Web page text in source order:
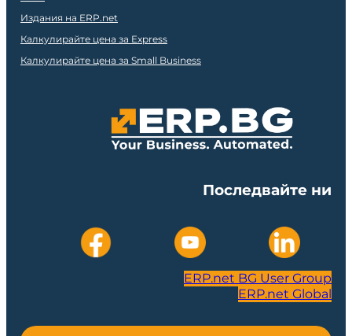
Издания на ERP.net
Калкулирайте цена за Express
Калкулирайте цена за Small Business
Последвайте ни
ERP.net BG User Group
ERP.net Global